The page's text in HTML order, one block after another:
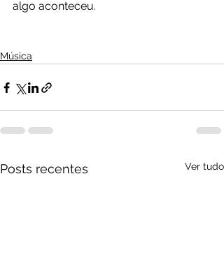
algo aconteceu.
Música
Posts recentes Ver tudo